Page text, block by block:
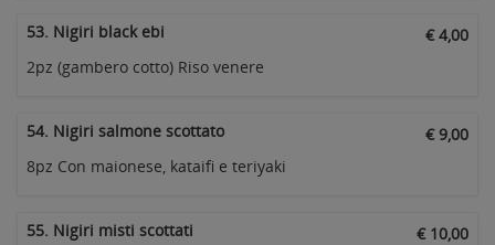
53. Nigiri black ebi
€ 4,00
2pz (gambero cotto) Riso venere
54. Nigiri salmone scottato
€ 9,00
8pz Con maionese, kataifi e teriyaki
55. Nigiri misti scottati
€ 10,00